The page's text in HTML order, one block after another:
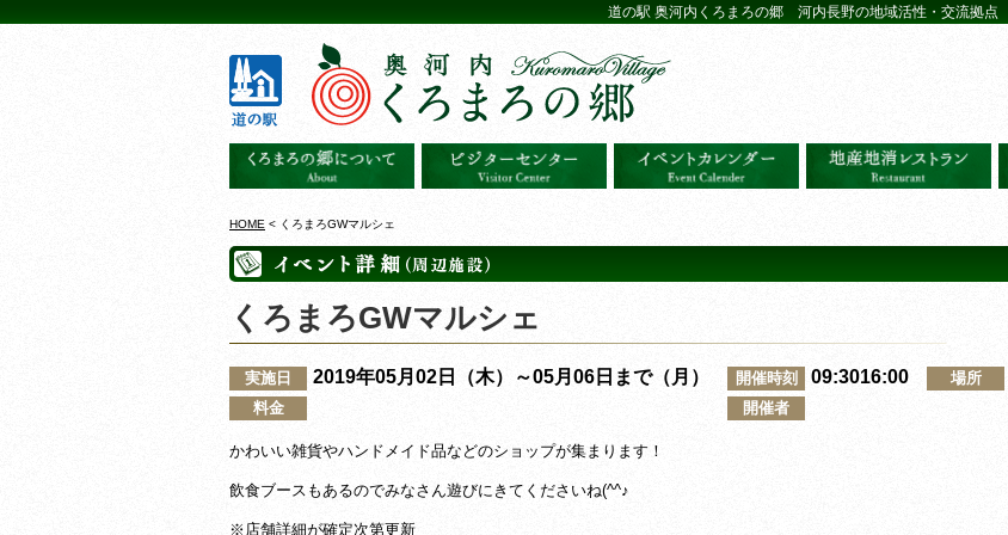
道の駅 奥河内くろまろの郷 河内長野の地域活性・交流拠点
HOME < くろまろGWマルシェ
くろまろGWマルシェ
実施日 2019年05月02日（木）～05月06日まで（月） 開催時刻 09:3016:00 場所
料金 開催者
かわいい雑貨やハンドメイド品などのショップが集まります！
飲食ブースもあるのでみなさん遊びにきてくださいね(^^♪
※店舗詳細が確定次第更新